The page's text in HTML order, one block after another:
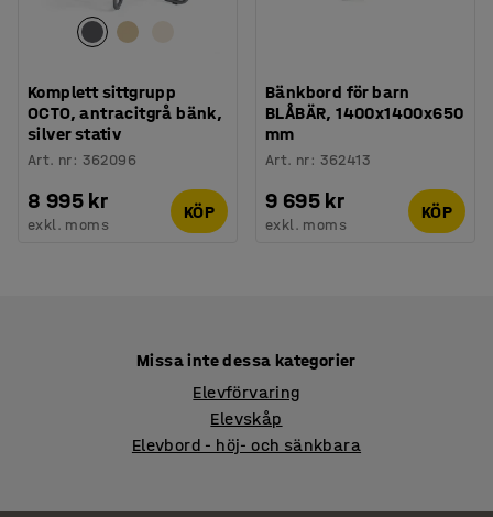
Komplett sittgrupp
OCTO, antracitgrå bänk,
silver stativ
Art. nr: 362096
8 995 kr
exkl. moms
KÖP
Bänkbord för barn
BLÅBÄR, 1400x1400x650
mm
Art. nr: 362413
9 695 kr
exkl. moms
KÖP
Missa inte dessa kategorier
Elevförvaring
Elevskåp
Elevbord - höj- och sänkbara